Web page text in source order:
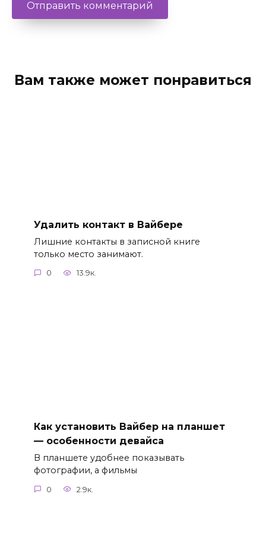
Вам также может понравиться
Удалить контакт в Вайбере
Лишние контакты в записной книге
только место занимают.
0 13.9к.
Как установить Вайбер на планшет
— особенности девайса
В планшете удобнее показывать
фотографии, а фильмы
0 2.9к.